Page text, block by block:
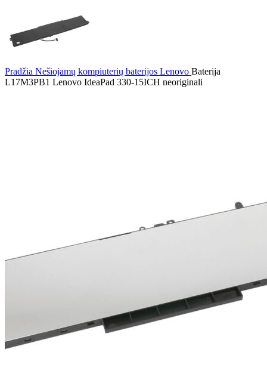
Pradžia Nešiojamų kompiuterių baterijos Lenovo Baterija
L17M3PB1 Lenovo IdeaPad 330-15ICH neoriginali